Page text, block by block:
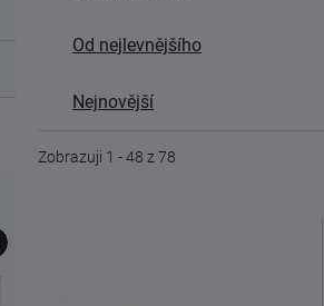
Od nejlevnějšího
Nejnovější
Zobrazuji 1 - 48 z 78